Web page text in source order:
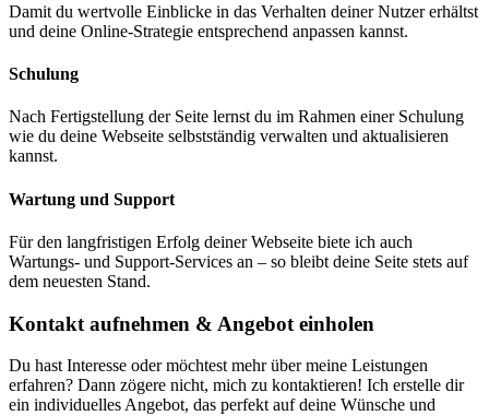
Damit du wertvolle Einblicke in das Verhalten deiner Nutzer erhältst
und deine Online-Strategie entsprechend anpassen kannst.
Schulung
Nach Fertigstellung der Seite lernst du im Rahmen einer Schulung
wie du deine Webseite selbstständig verwalten und aktualisieren
kannst.
Wartung und Support
Für den langfristigen Erfolg deiner Webseite biete ich auch
Wartungs- und Support-Services an – so bleibt deine Seite stets auf
dem neuesten Stand.
Kontakt aufnehmen & Angebot einholen
Du hast Interesse oder möchtest mehr über meine Leistungen
erfahren? Dann zögere nicht, mich zu kontaktieren! Ich erstelle dir
ein individuelles Angebot, das perfekt auf deine Wünsche und